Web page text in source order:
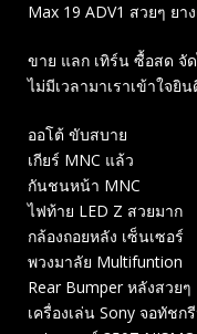
Max 19 ADV1 สวยๆ ยา
ขาย แลก เทิร์น ซื้อสด
ไม่มีเวลามาเราเข้าใจ
ออโต้ ขับสบาย
เกียร์ MNC แล้ว
กันชนหน้า MNC
ไฟท้าย LED Z สวยมาก
กล้องถอยหลัง เซ็นเซอร์
พวงมาลัย Multifuntion
Rear Bumper หลังสวยๆ
เครื่องเล่น Sony จอทัชก